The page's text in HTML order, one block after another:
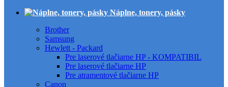
Náplne, tonery, pásky
Brother
Samsung
Hewlett - Packard
Pre laserové tlačiarne HP - KOMPATIBIL
Pre laserové tlačiarne HP
Pre atramentové tlačiarne HP
Canon